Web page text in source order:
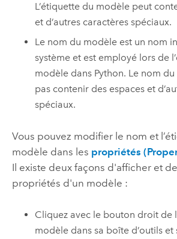
L’étiquette du modèle peut
et d’autres caractères spéciaux.
Le nom du modèle est un nom
système et est employé lors de
modèle dans Python. Le nom
pas contenir des espaces et
spéciaux.
Vous pouvez modifier le nom et
modèle dans les propriétés
Il existe deux façons d'afficher et
propriétés d'un modèle :
Cliquez avec le bouton droit de
modèle dans sa boîte d’outils et